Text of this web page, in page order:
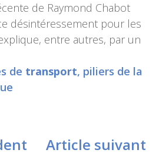
de Raymond Chabot
désintéressement pour les
entre autres, par un
de transport, piliers de la
Article suivant